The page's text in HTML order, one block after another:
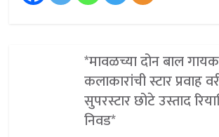
*मावळच्या दोन बाल गायक
कलाकारांची स्टार प्रवाह
सुपरस्टार छोटे उस्ताद
निवड*